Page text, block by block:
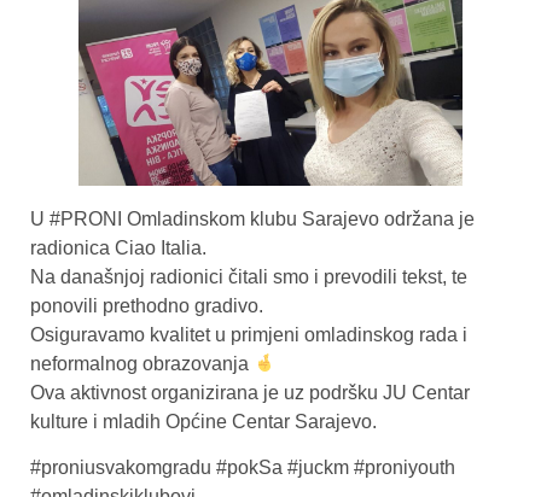
U #PRONI Omladinskom klubu Sarajevo održana je
radionica Ciao Italia.
Na današnjoj radionici čitali smo i prevodili tekst, te
ponovili prethodno gradivo.
Osiguravamo kvalitet u primjeni omladinskog rada i
neformalnog obrazovanja
Ova aktivnost organizirana je uz podršku JU Centar
kulture i mladih Općine Centar Sarajevo.
#proniusvakomgradu #pokSa #juckm #proniyouth